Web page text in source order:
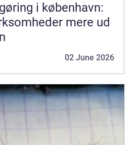
i københavn:
mere ud
02 June 2026